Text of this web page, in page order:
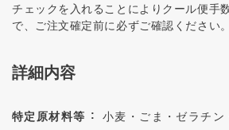
チェックを入れることによりクール便手
で、ご注文確定前に必ずご確認ください。
詳細内容
特定原材料等 小麦・ごま・ゼラチン